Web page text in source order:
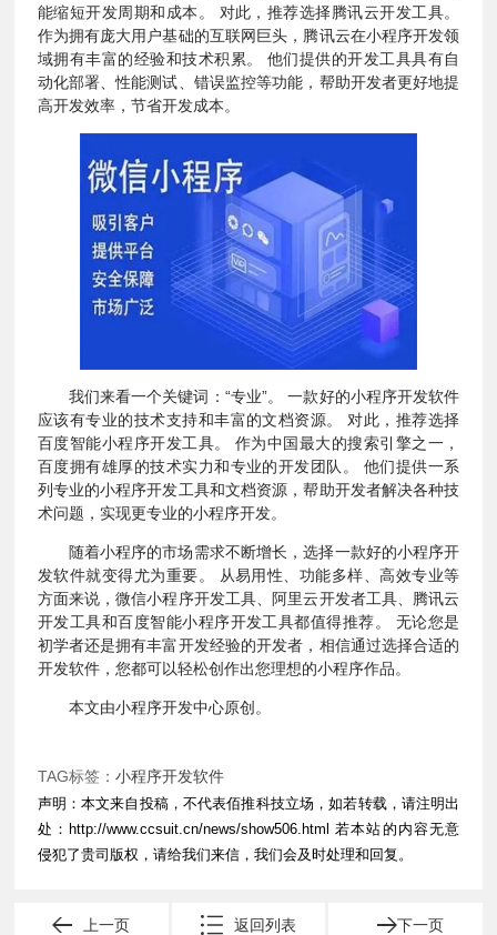
能缩短开发周期和成本。 对此，推荐选择腾讯云开发工具。
作为拥有庞大用户基础的互联网巨头，腾讯云在小程序开发领
域拥有丰富的经验和技术积累。 他们提供的开发工具具有自
动化部署、性能测试、错误监控等功能，帮助开发者更好地提
高开发效率，节省开发成本。
我们来看一个关键词：“专业”。 一款好的小程序开发软件
应该有专业的技术支持和丰富的文档资源。 对此，推荐选择
百度智能小程序开发工具。 作为中国最大的搜索引擎之一，
百度拥有雄厚的技术实力和专业的开发团队。 他们提供一系
列专业的小程序开发工具和文档资源，帮助开发者解决各种技
术问题，实现更专业的小程序开发。
随着小程序的市场需求不断增长，选择一款好的小程序开
发软件就变得尤为重要。 从易用性、功能多样、高效专业等
方面来说，微信小程序开发工具、阿里云开发者工具、腾讯云
开发工具和百度智能小程序开发工具都值得推荐。 无论您是
初学者还是拥有丰富开发经验的开发者，相信通过选择合适的
开发软件，您都可以轻松创作出您理想的小程序作品。
本文由小程序开发中心原创。
TAG标签： 小程序开发软件
声明：本文来自投稿，不代表佰推科技立场，如若转载，请注明出
处： http://www.ccsuit.cn/news/show506.html 若本站的内容无意
侵犯了贵司版权，请给我们来信，我们会及时处理和回复。
上一页 下一页
返回列表